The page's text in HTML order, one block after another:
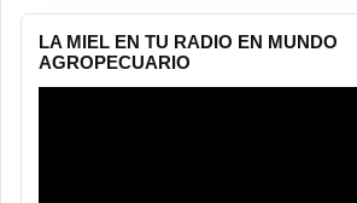
LA MIEL EN TU RADIO EN MUNDO
AGROPECUARIO